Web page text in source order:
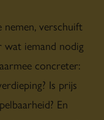
verschuift
wat iemand nodig
concreter:
Is prijs
En